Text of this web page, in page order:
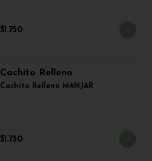
$1.750
Cachito Relleno
Cachito Relleno MANJAR
$1.750